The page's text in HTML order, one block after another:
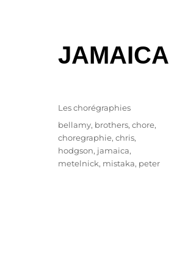
Publié
le
Catégories
Les chorégraphies
Étiquettes
bellamy, brothers, chore,
choregraphie, chris,
hodgson, jamaica,
metelnick, mistaka, peter